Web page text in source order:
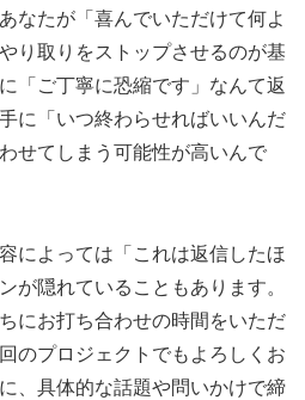
なたが「喜んでいただけて何よ
り取りをストップさせるのが基
「ご丁寧に恐縮です」なんて返
に「いつ終わらせればいいんだ
せてしまう可能性が高いんで
によっては「これは返信したほ
が隠れていることもあります。
にお打ち合わせの時間をいただ
のプロジェクトでもよろしくお
、具体的な話題や問いかけで締